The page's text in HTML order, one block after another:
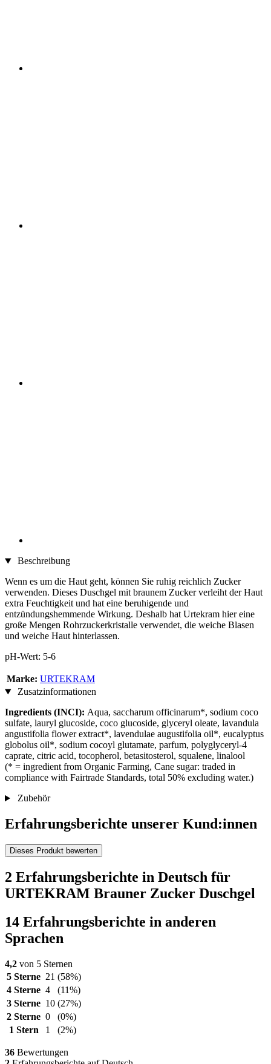
Beschreibung
Wenn es um die Haut geht, können Sie ruhig reichlich Zucker
verwenden. Dieses Duschgel mit braunem Zucker verleiht der Haut
extra Feuchtigkeit und hat eine beruhigende und
entzündungshemmende Wirkung. Deshalb hat Urtekram hier eine
große Mengen Rohrzuckerkristalle verwendet, die weiche Blasen
und weiche Haut hinterlassen.
pH-Wert: 5-6
Marke: URTEKRAM
Zusatzinformationen
Ingredients (INCI): Aqua, saccharum officinarum*, sodium coco
sulfate, lauryl glucoside, coco glucoside, glyceryl oleate, lavandula
angustifolia flower extract*, lavendulae augustifolia oil*, eucalyptus
globolus oil*, sodium cocoyl glutamate, parfum, polyglyceryl-4
caprate, citric acid, tocopherol, betasitosterol, squalene, linalool
(* = ingredient from Organic Farming, Cane sugar: traded in
compliance with Fairtrade Standards, total 50% excluding water.)
Zubehör
Erfahrungsberichte unserer Kund:innen
Dieses Produkt bewerten
2 Erfahrungsberichte in Deutsch für
URTEKRAM Brauner Zucker Duschgel
14 Erfahrungsberichte in anderen
Sprachen
4,2 von 5 Sternen
5 Sterne 21 (58%)
4 Sterne 4
(11%)
3 Sterne 10 (27%)
2 Sterne 0
(0%)
1 Stern
1 (2%)
36 Bewertungen